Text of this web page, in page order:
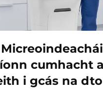
cumhacht
i gcás na